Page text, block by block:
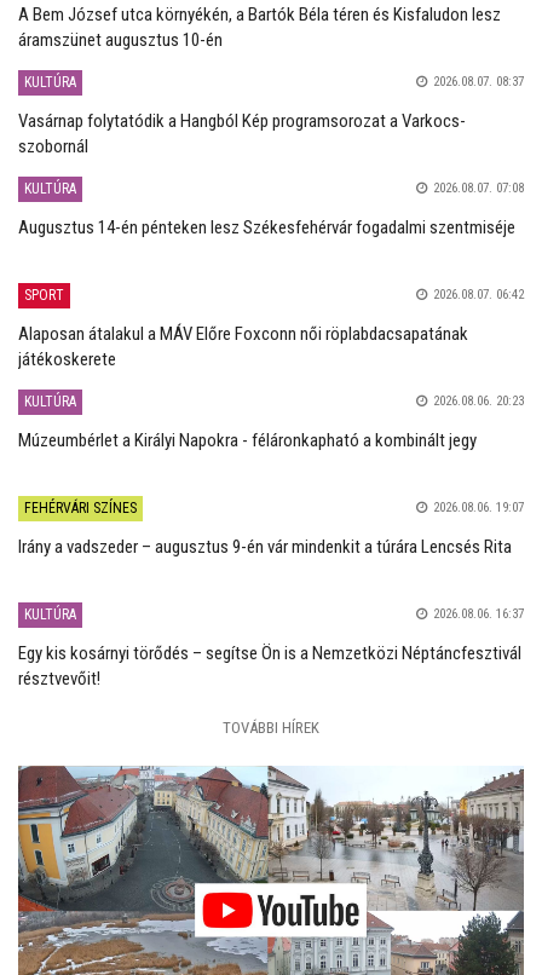
A Bem József utca környékén, a Bartók Béla téren és Kisfaludon lesz
áramszünet augusztus 10-én
KULTÚRA 2026.08.07. 08:37
Vasárnap folytatódik a Hangból Kép programsorozat a Varkocs-
szobornál
KULTÚRA 2026.08.07. 07:08
Augusztus 14-én pénteken lesz Székesfehérvár fogadalmi szentmiséje
SPORT 2026.08.07. 06:42
Alaposan átalakul a MÁV Előre Foxconn női röplabdacsapatának
játékoskerete
KULTÚRA 2026.08.06. 20:23
Múzeumbérlet a Királyi Napokra - féláronkapható a kombinált jegy
FEHÉRVÁRI SZÍNES 2026.08.06. 19:07
Irány a vadszeder – augusztus 9-én vár mindenkit a túrára Lencsés Rita
KULTÚRA 2026.08.06. 16:37
Egy kis kosárnyi törődés – segítse Ön is a Nemzetközi Néptáncfesztivál
résztvevőit!
TOVÁBBI HÍREK